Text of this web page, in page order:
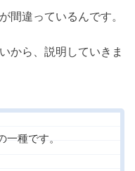
間違っているんです。
から、説明していきま
一種です。